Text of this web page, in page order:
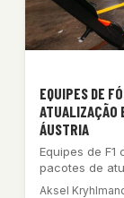
EQUIPES DE
ATUALIZAÇÃO
ÁUSTRIA
Equipes de F1
pacotes de
Aksel